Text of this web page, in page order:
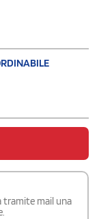
tramite mail una